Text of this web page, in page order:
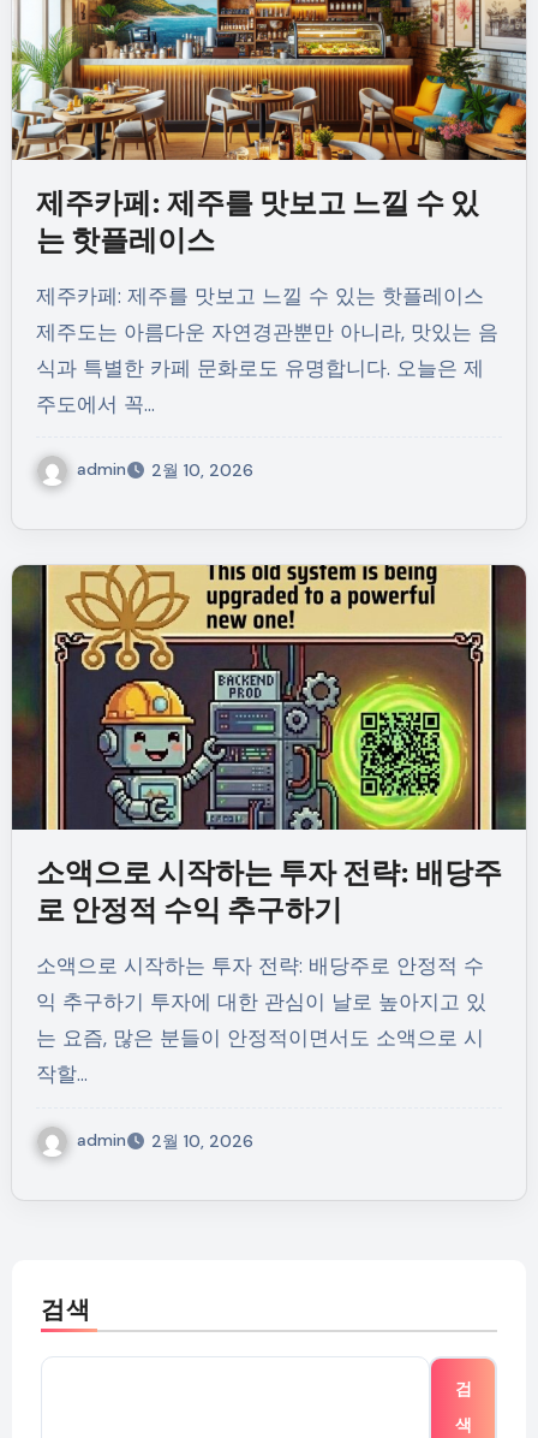
제주카페: 제주를 맛보고 느낄 수 있
는 핫플레이스
제주카페: 제주를 맛보고 느낄 수 있는 핫플레이스
제주도는 아름다운 자연경관뿐만 아니라, 맛있는 음
식과 특별한 카페 문화로도 유명합니다. 오늘은 제
주도에서 꼭…
admin 2월 10, 2026
소액으로 시작하는 투자 전략: 배당주
로 안정적 수익 추구하기
소액으로 시작하는 투자 전략: 배당주로 안정적 수
익 추구하기 투자에 대한 관심이 날로 높아지고 있
는 요즘, 많은 분들이 안정적이면서도 소액으로 시
작할…
admin 2월 10, 2026
검색
검
색